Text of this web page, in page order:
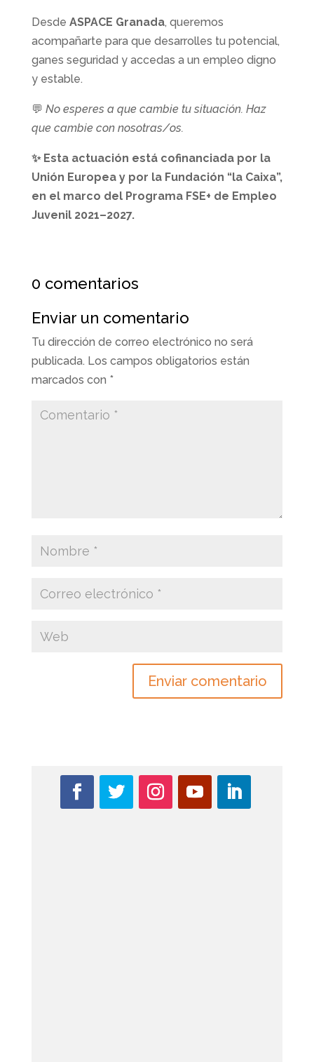
Desde ASPACE Granada, queremos
acompañarte para que desarrolles tu potencial,
ganes seguridad y accedas a un empleo digno
y estable.
💬 No esperes a que cambie tu situación. Haz
que cambie con nosotras/os.
✨ Esta actuación está cofinanciada por la
Unión Europea y por la Fundación “la Caixa”,
en el marco del Programa FSE+ de Empleo
Juvenil 2021–2027.
0 comentarios
Enviar un comentario
Tu dirección de correo electrónico no será
publicada. Los campos obligatorios están
marcados con *
Enviar comentario